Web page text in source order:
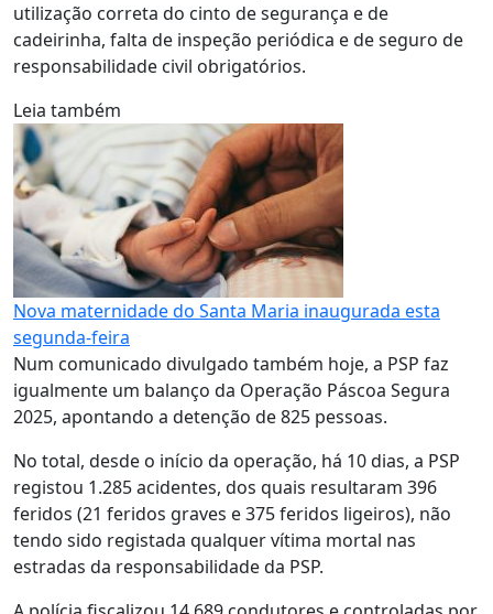
utilização correta do cinto de segurança e de
cadeirinha, falta de inspeção periódica e de seguro de
responsabilidade civil obrigatórios.
Leia também
Nova maternidade do Santa Maria inaugurada esta
segunda-feira
Num comunicado divulgado também hoje, a PSP faz
igualmente um balanço da Operação Páscoa Segura
2025, apontando a detenção de 825 pessoas.
No total, desde o início da operação, há 10 dias, a PSP
registou 1.285 acidentes, dos quais resultaram 396
feridos (21 feridos graves e 375 feridos ligeiros), não
tendo sido registada qualquer vítima mortal nas
estradas da responsabilidade da PSP.